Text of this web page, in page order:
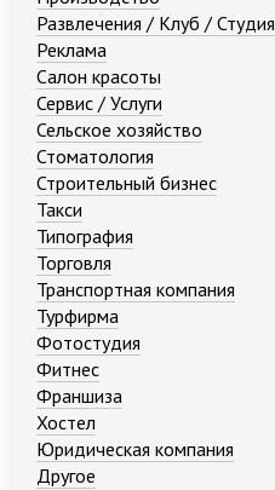
Развлечения / Клуб / Студия
Реклама
Салон красоты
Сервис / Услуги
Сельское хозяйство
Стоматология
Строительный бизнес
Такси
Типография
Торговля
Транспортная компания
Турфирма
Фотостудия
Фитнес
Франшиза
Хостел
Юридическая компания
Другое